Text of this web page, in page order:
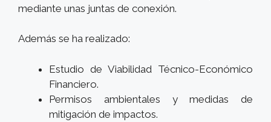
mediante unas juntas de conexión.
Además se ha realizado:
Estudio de Viabilidad Técnico-Económico
Financiero.
Permisos ambientales y medidas de
mitigación de impactos.